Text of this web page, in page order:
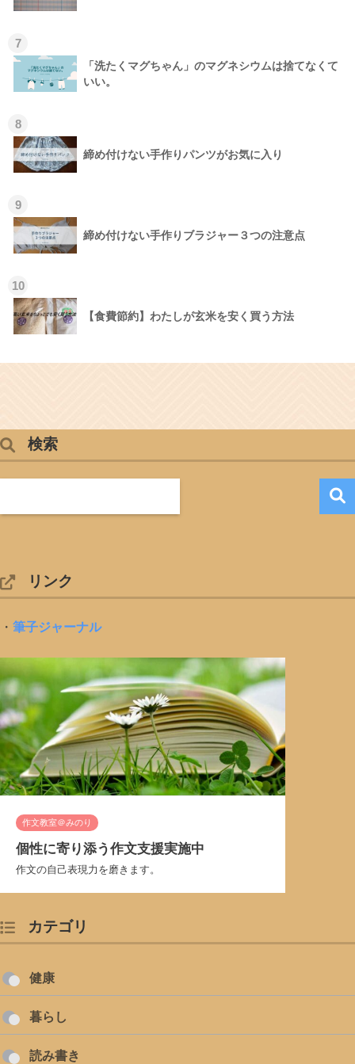
7
「洗たくマグちゃん」のマグネシウムは捨てなくて
いい。
8
締め付けない手作りパンツがお気に入り
9
締め付けない手作りブラジャー３つの注意点
10
【食費節約】わたしが玄米を安く買う方法
検索
リンク
・ 筆子ジャーナル
作文教室＠みのり
個性に寄り添う作文支援実施中
作文の自己表現力を磨きます。
カテゴリ
健康
暮らし
読み書き